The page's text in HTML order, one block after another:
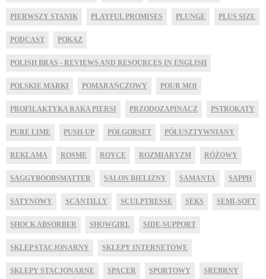
PIERWSZY STANIK PLAYFUL PROMISES PLUNGE PLUS SIZE
PODCAST POKAZ
POLISH BRAS - REVIEWS AND RESOURCES IN ENGLISH
POLSKIE MARKI POMARAŃCZOWY POUR MOI
PROFILAKTYKA RAKA PIERSI PRZODOZAPINACZ PSTROKATY
PURE LIME PUSH-UP PÓŁGORSET PÓŁUSZTYWNIANY
REKLAMA ROSME ROYCE ROZMIARYZM RÓŻOWY
SAGGYBOOBSMATTER SALON BIELIZNY SAMANTA SAPPH
SATYNOWY SCANTILLY SCULPTRESSE SEKS SEMI-SOFT
SHOCK ABSORBER SHOWGIRL SIDE-SUPPORT
SKLEP STACJONARNY SKLEPY INTERNETOWE
SKLEPY STACJONARNE SPACER SPORTOWY SREBRNY